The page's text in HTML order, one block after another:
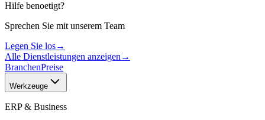
Hilfe benoetigt?
Sprechen Sie mit unserem Team
Legen Sie los→
Alle Dienstleistungen anzeigen →
BranchenPreise
Werkzeuge
ERP & Business